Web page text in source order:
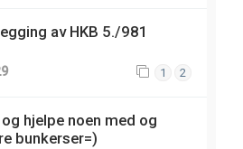
av HKB 5./981
1 2
hjelpe noen med og
bunkerser=)